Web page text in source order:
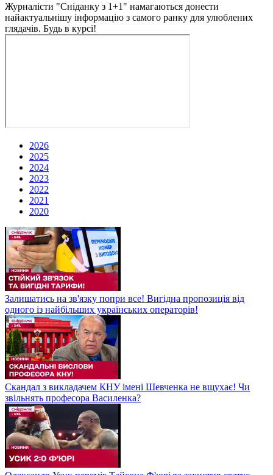
Журналісти "Сніданку з 1+1" намагаються донести
найактуальнішу інформацію з самого ранку для улюблених
глядачів. Будь в курсі!
2026
2025
2024
2023
2022
2021
2020
Залишатись на зв'язку попри все! Вигідна пропозиція від
одного із найбільших українських операторів!
Скандал з викладачем КНУ імені Шевченка не вщухає! Чи
звільнять професора Василенка?